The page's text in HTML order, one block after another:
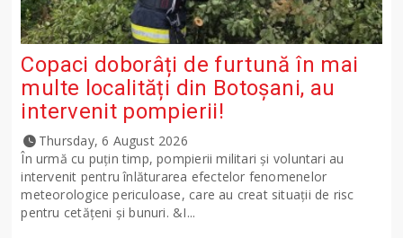
Copaci doborâți de furtună în mai
multe localități din Botoșani, au
intervenit pompierii!
Thursday, 6 August 2026
În urmă cu puțin timp, pompierii militari și voluntari au
intervenit pentru înlăturarea efectelor fenomenelor
meteorologice periculoase, care au creat situații de risc
pentru cetățeni și bunuri. &I...